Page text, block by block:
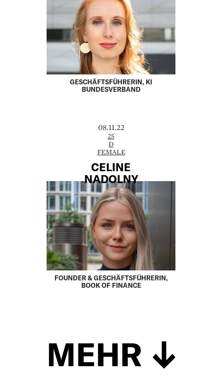
GESCHÄFTSFÜHRERIN, KI
BUNDESVERBAND
08.11.22
25
D
FEMALE
CELINE
NADOLNY
FOUNDER & GESCHÄFTSFÜHRERIN,
BOOK OF FINANCE
MEHR